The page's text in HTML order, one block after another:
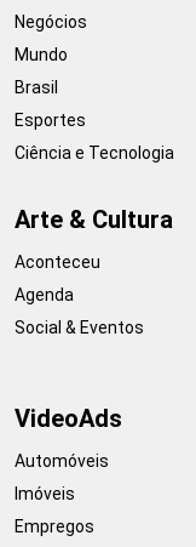
Negócios
Mundo
Brasil
Esportes
Ciência e Tecnologia
Arte & Cultura
Aconteceu
Agenda
Social & Eventos
VideoAds
Automóveis
Imóveis
Empregos